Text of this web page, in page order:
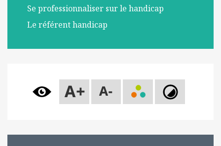
Se professionnaliser sur le handicap
Le référent handicap